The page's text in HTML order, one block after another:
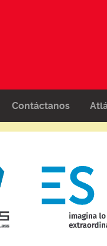
Contáctanos